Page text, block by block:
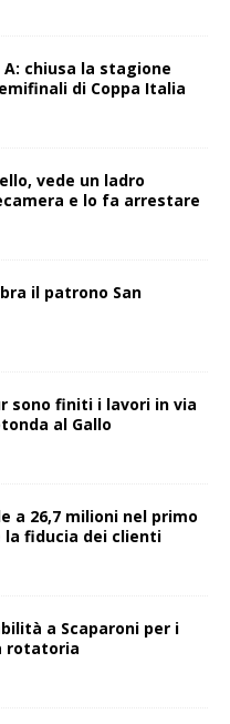
A: chiusa la stagione
di Coppa Italia
vede un ladro
e lo fa arrestare
il patrono San
sono finiti i lavori in via
al Gallo
a 26,7 milioni nel primo
la fiducia dei clienti
a Scaparoni per i
rotatoria